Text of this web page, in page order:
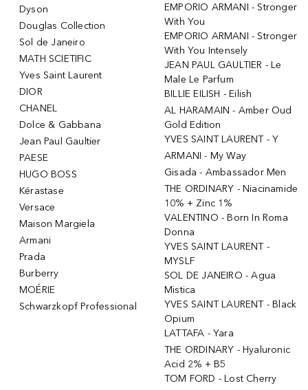
Dyson
Douglas Collection
Sol de Janeiro
MATH SCIETIFIC
Yves Saint Laurent
DIOR
CHANEL
Dolce & Gabbana
Jean Paul Gaultier
PAESE
HUGO BOSS
Kérastase
Versace
Maison Margiela
Armani
Prada
Burberry
MOÉRIE
Schwarzkopf Professional
EMPORIO ARMANI - Stronger
With You
EMPORIO ARMANI - Stronger
With You Intensely
JEAN PAUL GAULTIER - Le
Male Le Parfum
BILLIE EILISH - Eilish
AL HARAMAIN - Amber Oud
Gold Edition
YVES SAINT LAURENT - Y
ARMANI - My Way
Gisada - Ambassador Men
THE ORDINARY - Niacinamide
10% + Zinc 1%
VALENTINO - Born In Roma
Donna
YVES SAINT LAURENT -
MYSLF
SOL DE JANEIRO - Agua
Mistica
YVES SAINT LAURENT - Black
Opium
LATTAFA - Yara
THE ORDINARY - Hyaluronic
Acid 2% + B5
TOM FORD - Lost Cherry